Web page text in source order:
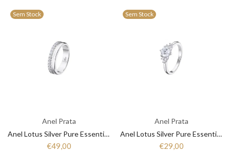
Sem Stock
Anel Prata
Anel Lotus Silver Pure Essential LP3446-3/1 Mulher Prata
€49,00
Sem Stock
Anel Prata
Anel Lotus Silver Pure Essential LP3443-3/1 Mulher Prata
€29,00